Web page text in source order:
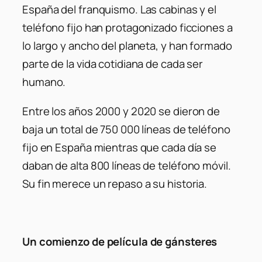
España del franquismo. Las cabinas y el
teléfono fijo han protagonizado ficciones a
lo largo y ancho del planeta, y han formado
parte de la vida cotidiana de cada ser
humano.
Entre los años 2000 y 2020 se dieron de
baja un total de 750 000 líneas de teléfono
fijo en España mientras que cada día se
daban de alta 800 líneas de teléfono móvil.
Su fin merece un repaso a su historia.
Un comienzo de película de gánsteres